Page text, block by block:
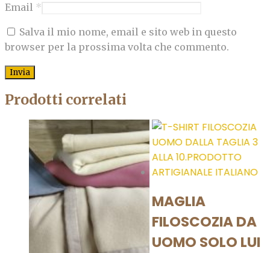
Email *
Salva il mio nome, email e sito web in questo
browser per la prossima volta che commento.
Prodotti correlati
MAGLIA
FILOSCOZIA DA
UOMO SOLO LUI